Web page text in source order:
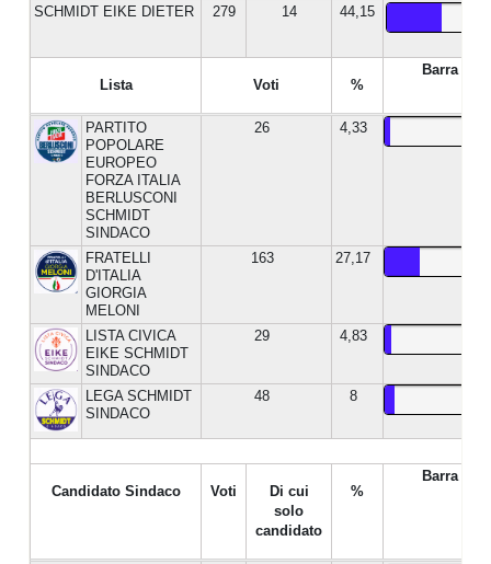
SCHMIDT EIKE DIETER 279 14 44,15
Lista Voti %
Barra %
PARTITO
POPOLARE
EUROPEO
FORZA ITALIA
BERLUSCONI
SCHMIDT
SINDACO
26 4,33
FRATELLI
D'ITALIA
GIORGIA
MELONI
163 27,17
LISTA CIVICA
EIKE SCHMIDT
SINDACO
29 4,83
LEGA SCHMIDT
SINDACO
48 8
Candidato Sindaco Voti
Di cui
solo
candidato
%
Barra %